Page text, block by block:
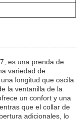
es una prenda de
variedad de
longitud que oscila
la ventanilla de la
un confort y una
que el collar de
adicionales, lo